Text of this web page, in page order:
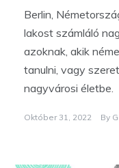
Berlin,
lakost számláló
azoknak, akik
tanulni, vagy
nagyvárosi életbe.
Október 31, 2022 By